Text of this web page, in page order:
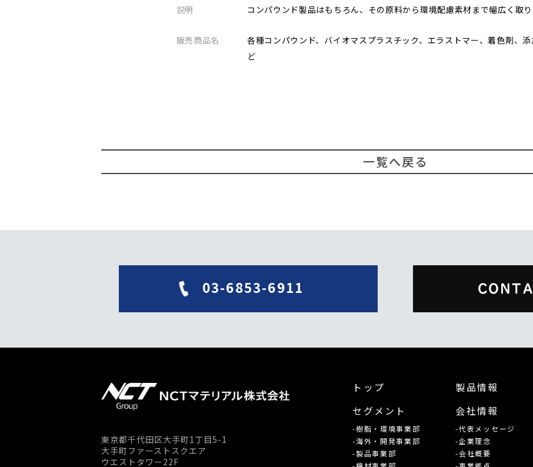
説明 コンパウンド製品はもちろん、その原料から環境配慮素材まで幅広く取り
販売商品名
各種コンパウンド、バイオマスプラスチック、エラストマー、着色剤、
ど
一覧へ戻る
03-6853-6911
東京都千代田区大手町1丁目5-1
大手町ファーストスクエア
ウエストタワー22F
トップ
セグメント
-樹脂・環境事業部
-海外・開発事業部
-製品事業部
製品情報
会社情報
-代表メッセージ
-企業理念
-会社概要